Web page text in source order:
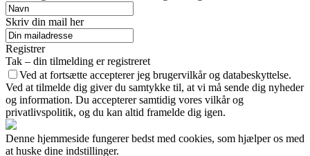
Skriv din mail her
Registrer
Tak – din tilmelding er registreret
Ved at fortsætte accepterer jeg brugervilkår og databeskyttelse.
Ved at tilmelde dig giver du samtykke til, at vi må sende dig nyheder
og information. Du accepterer samtidig vores vilkår og
privatlivspolitik, og du kan altid framelde dig igen.
Denne hjemmeside fungerer bedst med cookies, som hjælper os med
at huske dine indstillinger.